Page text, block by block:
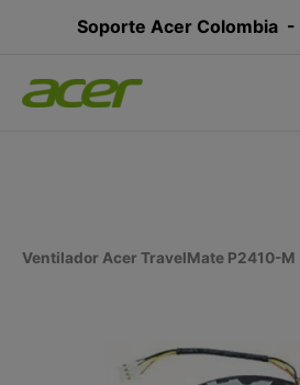
Soporte Acer Colombia -
Ventilador Acer TravelMate P2410-M